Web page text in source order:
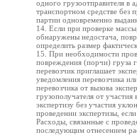
одного грузоотправителя в
транспортном средстве без
партии одновременно
14. Если при проверке
обнаружены недостача,
определить размер
15. При необходимости
повреждения (порчи) груза
перевозчик приглашает
уведомления перевозчика
перевозчика от вызова
грузополучателя от
экспертизу без участия
проведении экспертизы,
Расходы, связанные с
последующим отнесением